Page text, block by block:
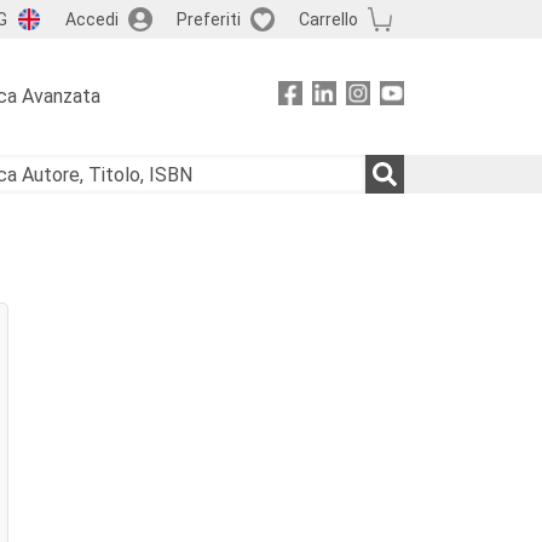
Accedi Preferiti Carrello
Avanzata